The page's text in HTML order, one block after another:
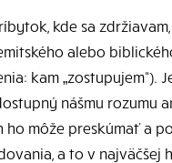
kde sa
alebo
kam „zostupujem“).
nášmu rozumu
ho môže preskúmať a
a to v najväčšej